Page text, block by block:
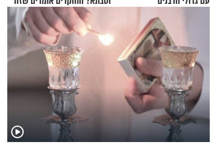
מתכון מנצח